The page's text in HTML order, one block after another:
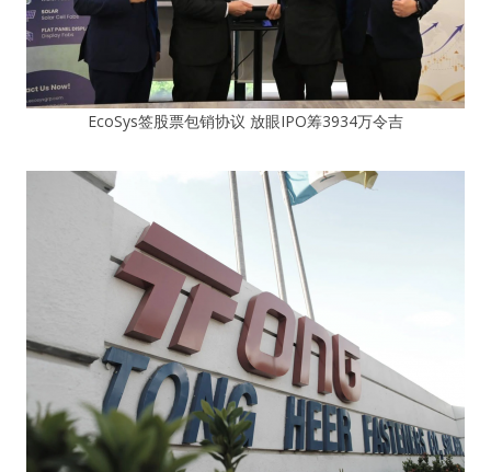
EcoSys签股票包销协议 放眼IPO筹3934万令吉